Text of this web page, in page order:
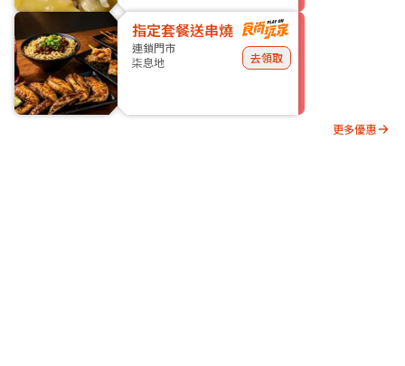
指定套餐送串燒
連鎖門市
柒息地
去領取
更多優惠